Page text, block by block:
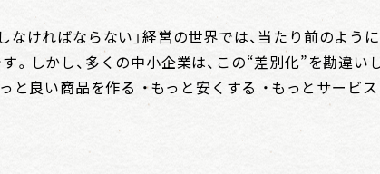
なければならない」経営の世界では、当たり前のよう
。しかし、多くの中小企業は、この“差別化”を勘違い
っと良い商品を作る ・もっと安くする ・もっとサービ